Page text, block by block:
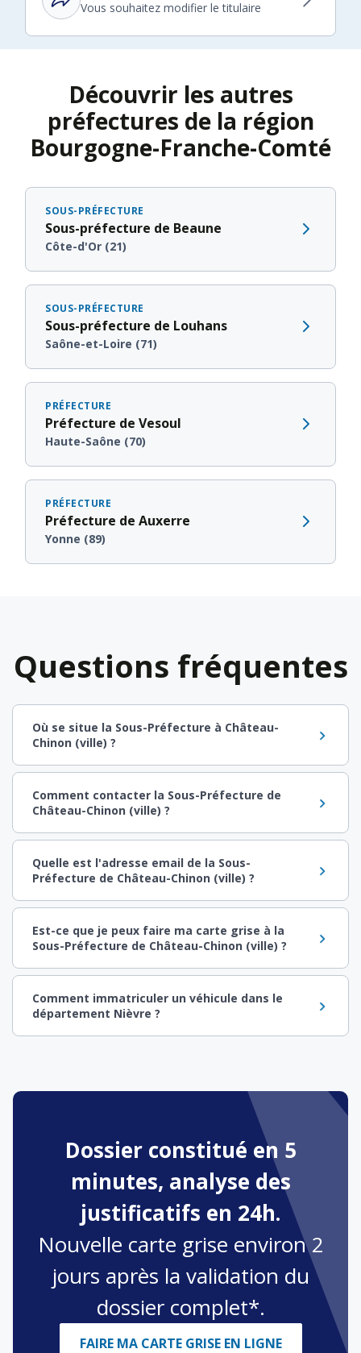
Vous souhaitez modifier le titulaire
Découvrir les autres
préfectures de la région
Bourgogne-Franche-Comté
SOUS-PRÉFECTURE
Sous-préfecture de Beaune
Côte-d'Or (21)
SOUS-PRÉFECTURE
Sous-préfecture de Louhans
Saône-et-Loire (71)
PRÉFECTURE
Préfecture de Vesoul
Haute-Saône (70)
PRÉFECTURE
Préfecture de Auxerre
Yonne (89)
Questions fréquentes
Où se situe la Sous-Préfecture à Château-
Chinon (ville) ?
Comment contacter la Sous-Préfecture de
Château-Chinon (ville) ?
Quelle est l'adresse email de la Sous-
Préfecture de Château-Chinon (ville) ?
Est-ce que je peux faire ma carte grise à la
Sous-Préfecture de Château-Chinon (ville) ?
Comment immatriculer un véhicule dans le
département Nièvre ?
Dossier constitué en 5
minutes, analyse des
justificatifs en 24h.
Nouvelle carte grise environ 2
jours après la validation du
dossier complet*.
FAIRE MA CARTE GRISE EN LIGNE